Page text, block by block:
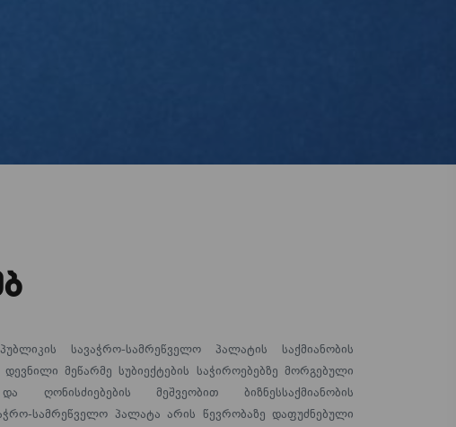
სავაჭრო-სამრეწველო პალატის საქმიანობის
მეწარმე სუბიექტების საჭიროებებზე მორგებული
ღონისძიებების მეშვეობით ბიზნესსაქმიანობის
სამრეწველო პალატა არის წევრობაზე დაფუძნებული